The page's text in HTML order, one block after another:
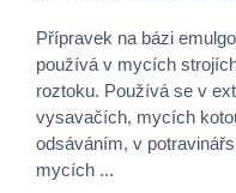
Přípravek na bázi
používá v mycích
roztoku. Používá se v
vysavačích, mycích
odsáváním, v
mycích ...